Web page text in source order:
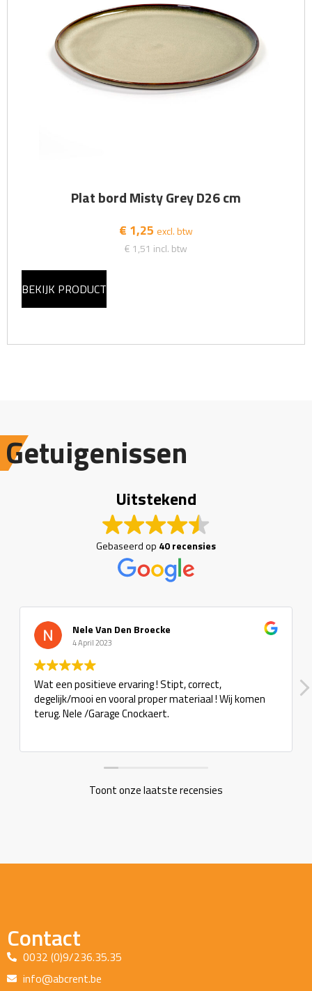
Plat bord Misty Grey D26 cm
€ 1,25 excl. btw
€ 1,51 incl. btw
BEKIJK PRODUCT
Getuigenissen
Uitstekend
Gebaseerd op 40 recensies
Nele Van Den Broecke
4 April 2023
Wat een positieve ervaring ! Stipt, correct,
degelijk/mooi en vooral proper materiaal ! Wij komen
terug. Nele /Garage Cnockaert.
Toont onze laatste recensies
Contact
0032 (0)9/236.35.35
info@abcrent.be